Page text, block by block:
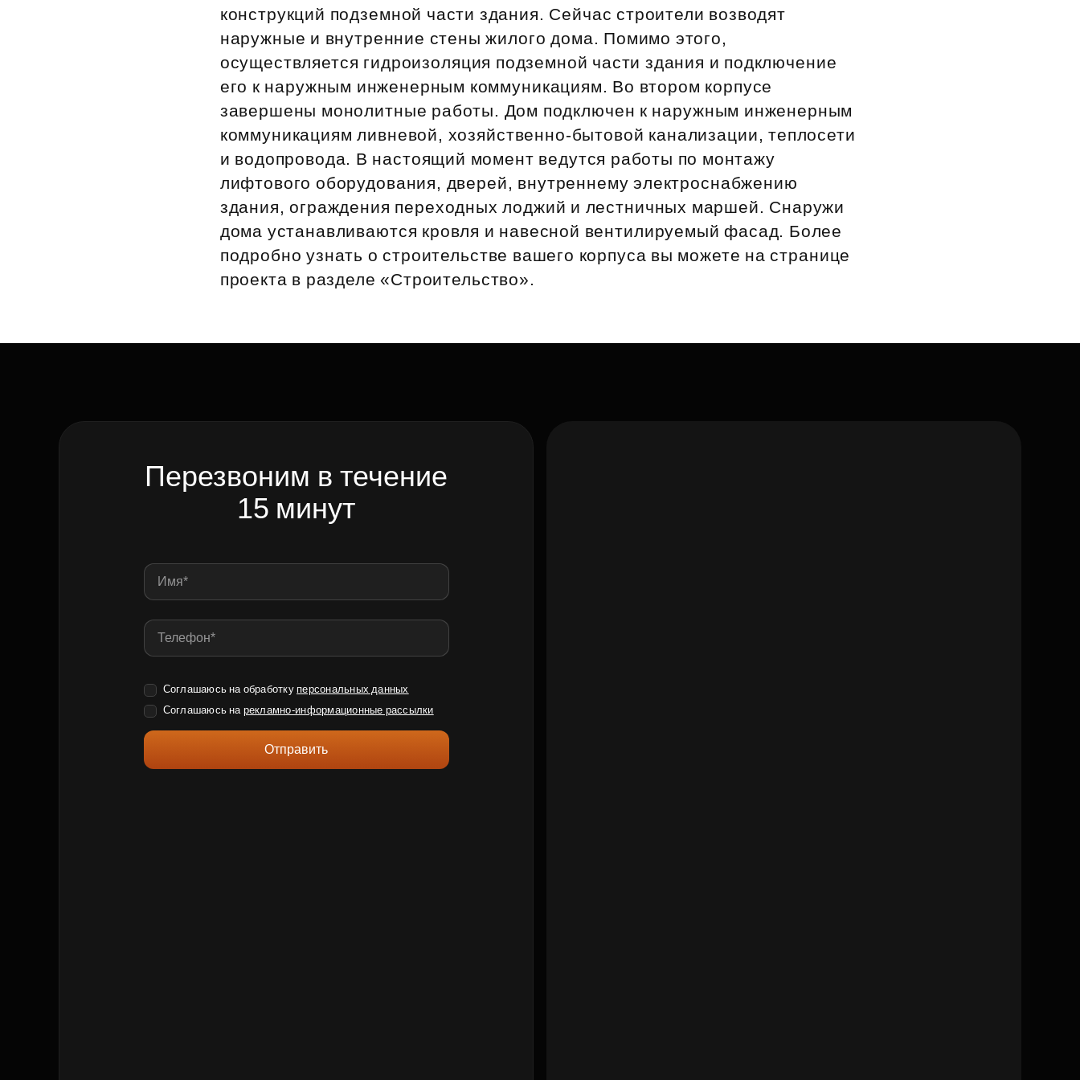
Субсидии
конструкций подземной части здания. Сейчас строители возводят
наружные и внутренние стены жилого дома. Помимо этого,
осуществляется гидроизоляция подземной части здания и подключение
его к наружным инженерным коммуникациям. Во втором корпусе
завершены монолитные работы. Дом подключен к наружным инженерным
коммуникациям ливневой, хозяйственно‑бытовой канализации, теплосети
и водопровода. В настоящий момент ведутся работы по монтажу
лифтового оборудования, дверей, внутреннему электроснабжению
здания, ограждения переходных лоджий и лестничных маршей. Снаружи
дома устанавливаются кровля и навесной вентилируемый фасад. Более
подробно узнать о строительстве вашего корпуса вы можете на странице
проекта в разделе «Строительство».
Перезвоним в течение
15 минут
Соглашаюсь на обработку персональных данных
Соглашаюсь на рекламно-информационные рассылки
Отправить